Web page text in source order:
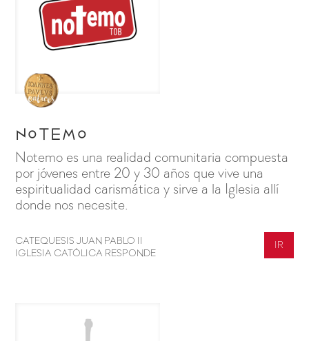
Notemo
Notemo es una realidad comunitaria compuesta
por jóvenes entre 20 y 30 años que vive una
espiritualidad carismática y sirve a la Iglesia allí
donde nos necesite.
CATEQUESIS JUAN PABLO II
IGLESIA CATÓLICA RESPONDE
IR